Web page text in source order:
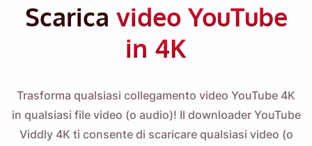
Scarica video YouTube
in 4K
Trasforma qualsiasi collegamento video YouTube 4K
in qualsiasi file video (o audio)! Il downloader YouTube
Viddly 4K ti consente di scaricare qualsiasi video (o